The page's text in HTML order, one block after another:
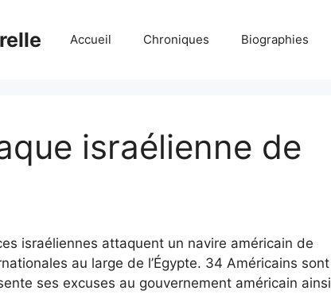
Accueil Chroniques Biographies
israélienne de
israéliennes attaquent un navire américain de
au large de l’Égypte. 34 Américains sont
ses excuses au gouvernement américain ainsi